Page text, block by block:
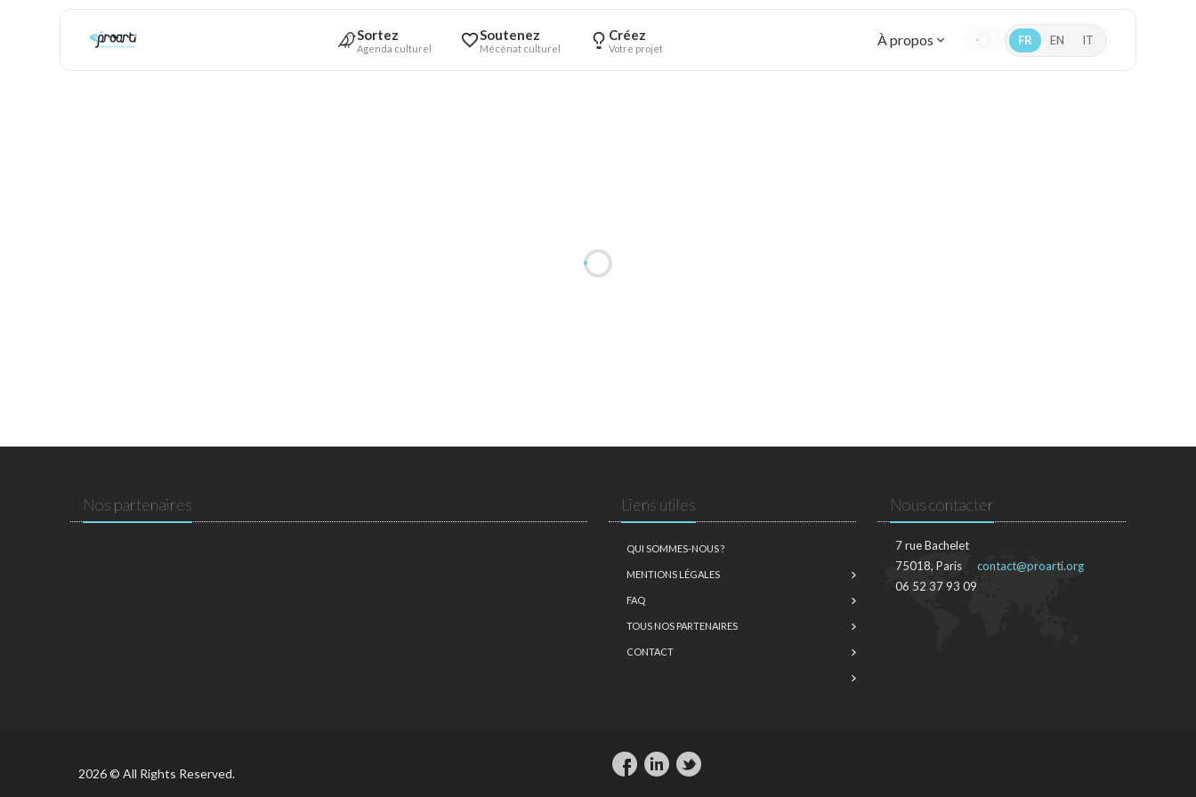
Sortez
Agenda culturel
Soutenez
Mécénat culturel
Créez
Votre projet À propos FR EN IT
Nos partenaires Liens utiles
QUI SOMMES-NOUS ?
MENTIONS LÉGALES
FAQ
TOUS NOS PARTENAIRES
CONTACT
Nous contacter
7 rue Bachelet
75018, Paris
06 52 37 93 09
contact@proarti.org
2026 © All Rights Reserved.